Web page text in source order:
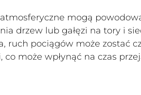
mogą
drzew lub gałęzi na tory i
ruch pociągów może zostać
co może wpłynąć na czas